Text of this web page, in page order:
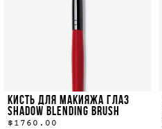
КИСТЬ ДЛЯ МАКИЯЖА ГЛАЗ
SHADOW BLENDING BRUSH
$1760.00